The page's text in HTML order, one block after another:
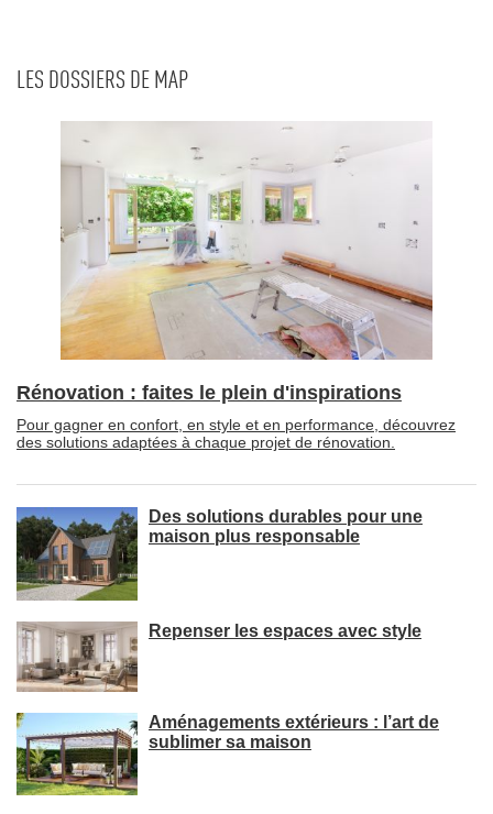
LES DOSSIERS DE MAP
Rénovation : faites le plein d'inspirations
Pour gagner en confort, en style et en performance, découvrez
des solutions adaptées à chaque projet de rénovation.
Des solutions durables pour une
maison plus responsable
Repenser les espaces avec style
Aménagements extérieurs : l’art de
sublimer sa maison